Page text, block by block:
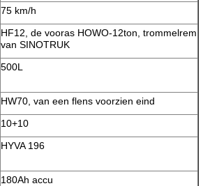
75 km/h
HF12, de vooras HOWO-12ton, trommelrem
van SINOTRUK
500L
HW70, van een flens voorzien eind
10+10
HYVA 196
180Ah accu